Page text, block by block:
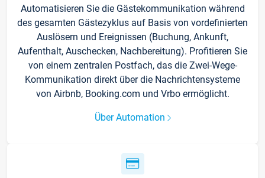
Automatisieren Sie die Gästekommunikation während
des gesamten Gästezyklus auf Basis von vordefinierten
Auslösern und Ereignissen (Buchung, Ankunft,
Aufenthalt, Auschecken, Nachbereitung). Profitieren Sie
von einem zentralen Postfach, das die Zwei-Wege-
Kommunikation direkt über die Nachrichtensysteme
von Airbnb, Booking.com und Vrbo ermöglicht.
Über Automation